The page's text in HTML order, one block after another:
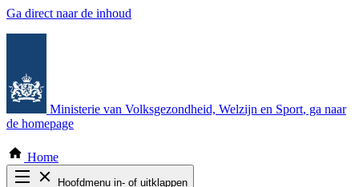
Ga direct naar de inhoud
Ministerie van Volksgezondheid, Welzijn en Sport, ga naar
de homepage
Home
Hoofdmenu in- of uitklappen